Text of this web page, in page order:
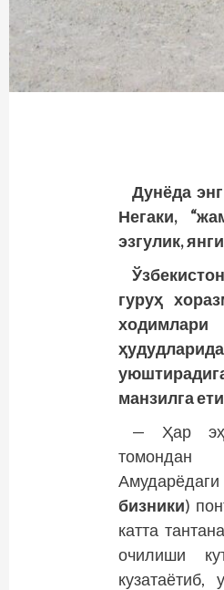
Дунёда
Негаки,
эзгулик,
гуруҳ
ходимлари
манзилга
— Ҳар
томондан
бизники)
катта
очилиши